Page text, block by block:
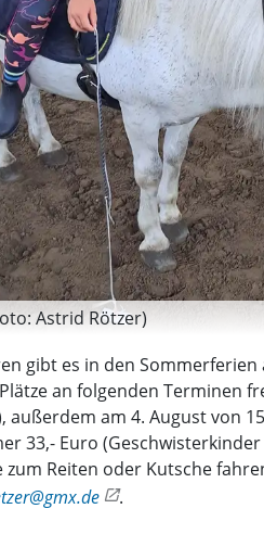
Astrid Rötzer)
gibt es in den
an folgenden Terminen
am 4. August von
33,- Euro
Reiten oder Kutsche
.